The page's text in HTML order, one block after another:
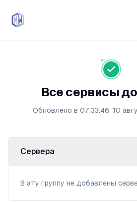
Все сервисы
Обновлено в 07:33:46, 10
Сервера
В эту группу не добавлены